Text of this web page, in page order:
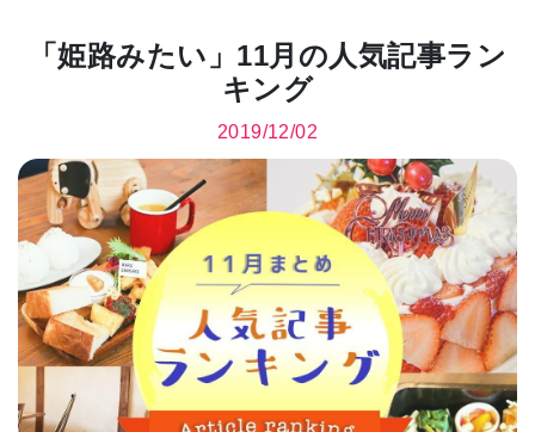
エリア特集
お問合わせ イベント情報募集
サイトポリシー プライバシーポリシー 運営会社
FAQ
「姫路みたい」11月の人気記事ラン
キング
2019/12/02